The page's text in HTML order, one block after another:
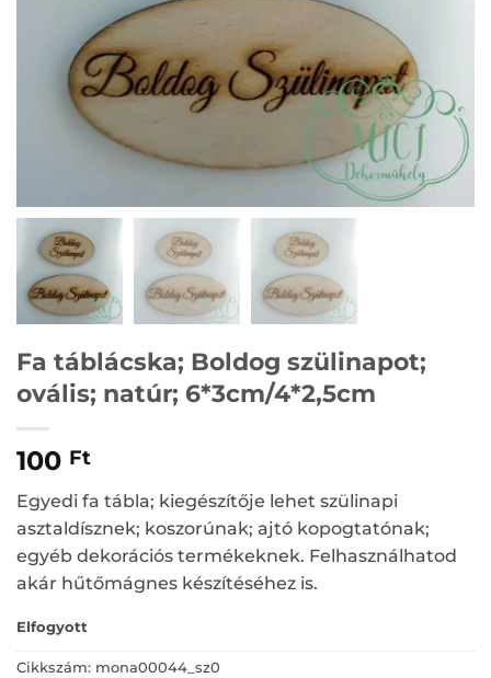
Fa táblácska; Boldog szülinapot;
ovális; natúr; 6*3cm/4*2,5cm
100 Ft
Egyedi fa tábla; kiegészítője lehet szülinapi
asztaldísznek; koszorúnak; ajtó kopogtatónak;
egyéb dekorációs termékeknek. Felhasználhatod
akár hűtőmágnes készítéséhez is.
Elfogyott
Cikkszám: mona00044_sz0